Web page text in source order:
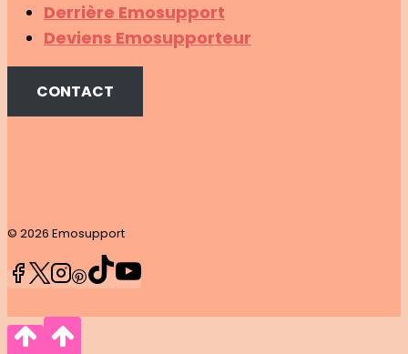
Derrière Emosupport
Deviens Emosupporteur
CONTACT
© 2026 Emosupport